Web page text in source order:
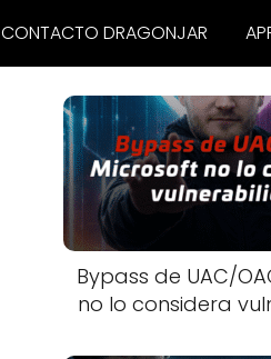
CONTACTO DRAGONJAR
Bypass de UAC/
no lo considera